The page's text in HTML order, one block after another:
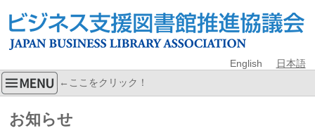
English 日本語
←ここをクリック！
お知らせ